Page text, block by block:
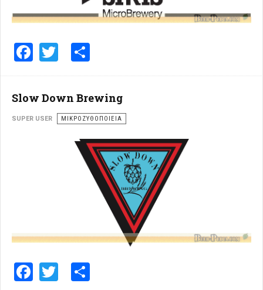
Facebook
Twitter
Slow Down Brewing
SUPER USER ΜΙΚΡΟΖΥΘΟΠΟΙΕΊΑ
Facebook
Twitter